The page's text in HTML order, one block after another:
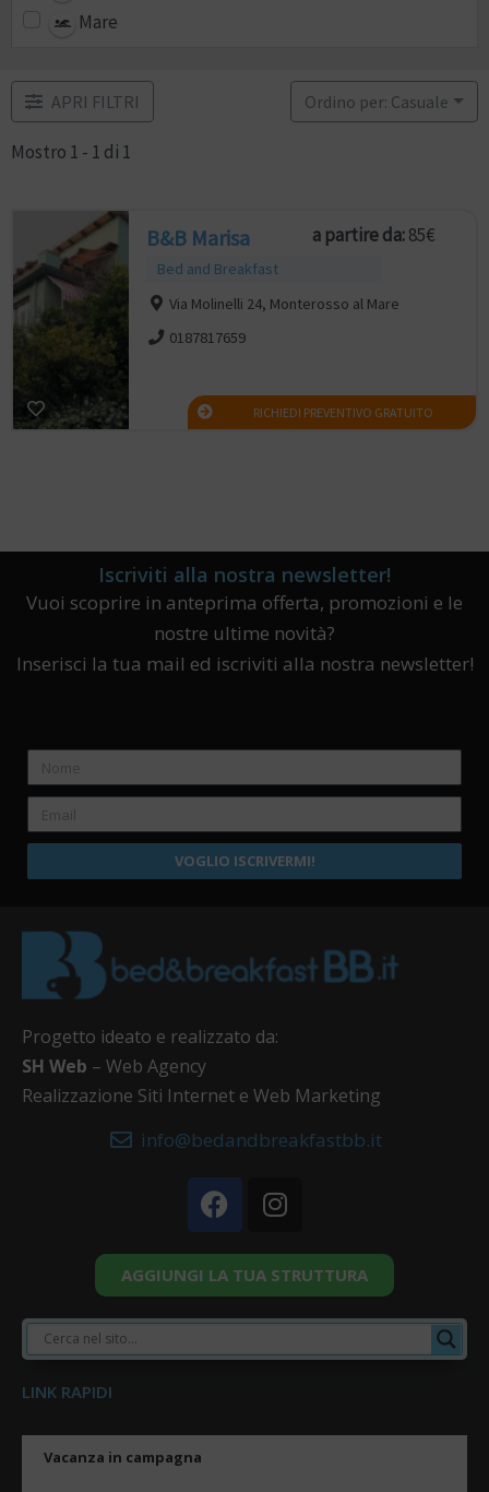
Mare
APRI FILTRI
Mostro 1 - 1 di 1
Ordino per: Casuale
B&B Marisa
Bed and Breakfast
a partire da:85€
Via Molinelli 24, Monterosso al Mare
0187817659
RICHIEDI PREVENTIVO GRATUITO
Iscriviti alla nostra newsletter!
Vuoi scoprire in anteprima offerta, promozioni e le
nostre ultime novità?
Inserisci la tua mail ed iscriviti alla nostra newsletter!
VOGLIO ISCRIVERMI!
Progetto ideato e realizzato da:
SH Web – Web Agency
Realizzazione Siti Internet e Web Marketing
info@bedandbreakfastbb.it
AGGIUNGI LA TUA STRUTTURA
LINK RAPIDI
Vacanza in campagna